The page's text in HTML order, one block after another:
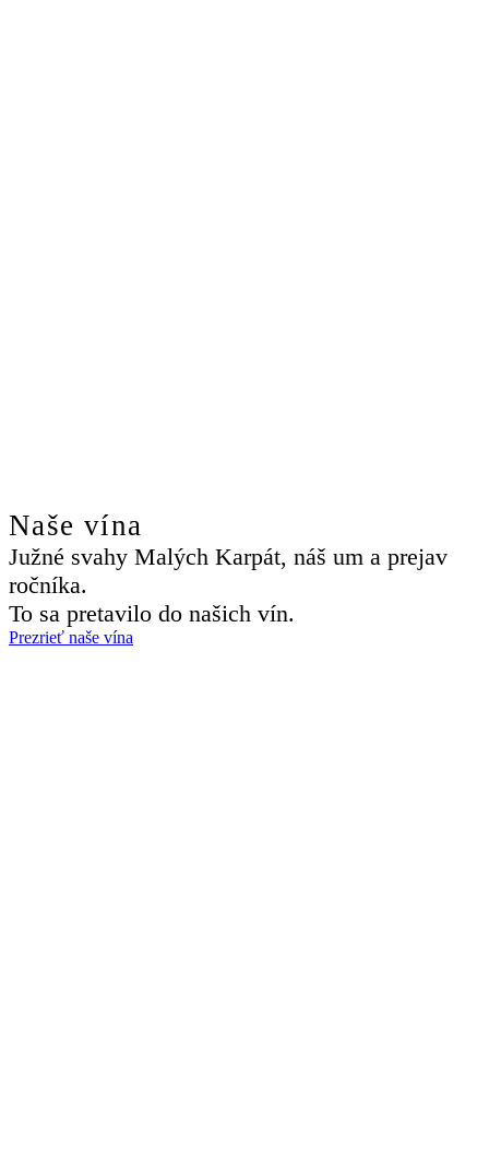
Naše vína
Južné svahy Malých Karpát, náš um a prejav
ročníka.
To sa pretavilo do našich vín.
Prezrieť naše vína